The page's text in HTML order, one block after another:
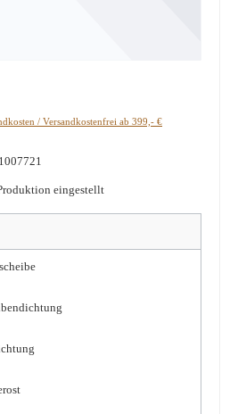
/ Versandkostenfrei ab 399,- €
eingestellt